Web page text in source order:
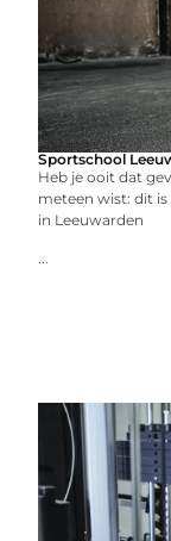
Sportschool
Heb je ooit dat
meteen wist: dit
in Leeuwarden
...